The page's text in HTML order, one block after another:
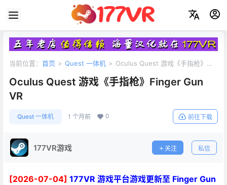
当前位置： 首页 > Quest 一体机 > Oculus Quest 游戏《手指枪》
Oculus Quest 游戏《手指枪》Finger Gun
VR
Quest 一体机 1 个月前 0 前往下载
177VR游戏 关注 私信
[2026-07-04] 177VR 游戏平台游戏更新至 Finger Gun